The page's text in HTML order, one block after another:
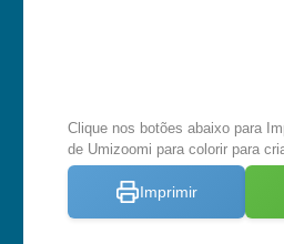
Clique nos botões abaixo para
de Umizoomi para colorir para
Imprimir